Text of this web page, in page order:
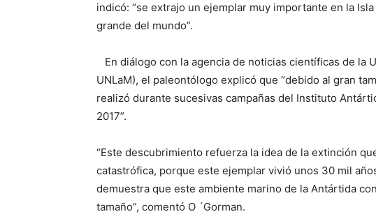
indicó: “se extrajo un ejemplar muy importante en la
grande del mundo”.
En diálogo con la agencia de noticias científicas de la
UNLaM), el paleontólogo explicó que “debido al gran
realizó durante sucesivas campañas del Instituto
2017”.
“Este descubrimiento refuerza la idea de la extinción
catastrófica, porque este ejemplar vivió unos 30 mil
demuestra que este ambiente marino de la Antártida
tamaño”, comentó O ´Gorman.